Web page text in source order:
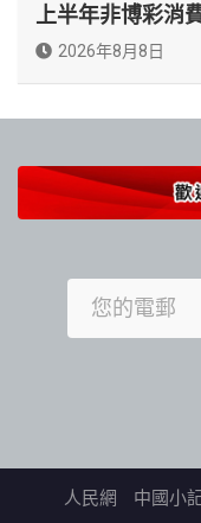
上半年非博彩消
2026年8月8日
人民網 中國小